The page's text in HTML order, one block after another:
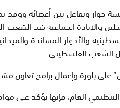
حوار وتفاعل بين أعضائه
والابادة الجماعية ضد الشعب
والأدوار المساندة
الشعب الفلسطيني.
على بلورة وإعمال برامج تعاون
العام، فإنها تؤكد على